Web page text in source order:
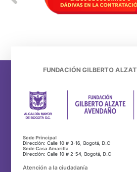
FUNDACIÓN GILBERTO
Sede Principal
Dirección: Calle 10 # 3-16, Bogotá, D.C
Sede Casa Amarilla
Dirección: Calle 10 # 2-54, Bogotá, D.C
Atención a la ciudadanía